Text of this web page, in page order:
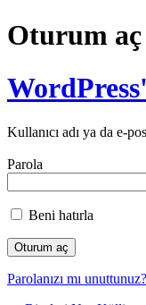
Oturum aç
Kullanıcı adı ya da e-
Parola
Beni hatırla
Parolanızı mı unuttunuz?